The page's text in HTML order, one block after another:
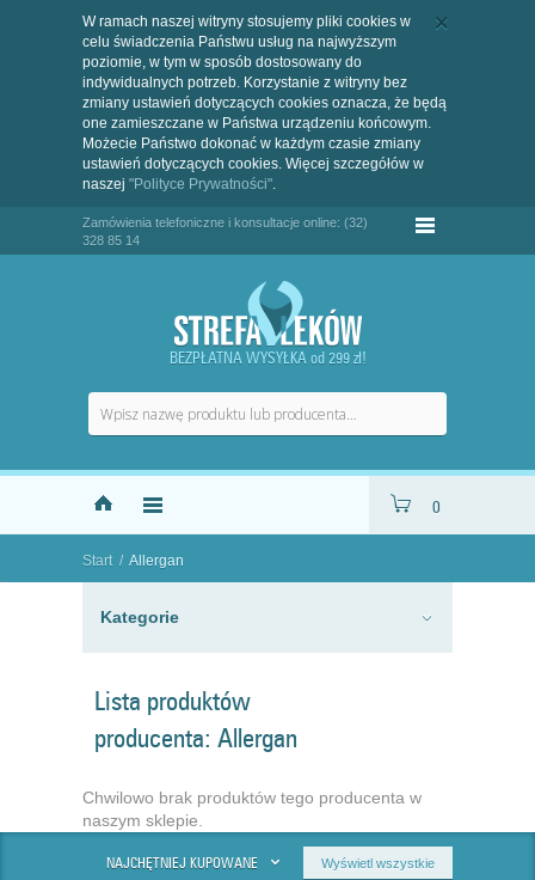
W ramach naszej witryny stosujemy pliki cookies w
celu świadczenia Państwu usług na najwyższym
poziomie, w tym w sposób dostosowany do
indywidualnych potrzeb. Korzystanie z witryny bez
zmiany ustawień dotyczących cookies oznacza, że będą
one zamieszczane w Państwa urządzeniu końcowym.
Możecie Państwo dokonać w każdym czasie zmiany
ustawień dotyczących cookies. Więcej szczegółów w
naszej "Polityce Prywatności".
Zamówienia telefoniczne i konsultacje online: (32)
328 85 14
BEZPŁATNA WYSYŁKA od 299 zł!
0
Start / Allergan
"
Kategorie
Lista produktów
producenta: Allergan
Chwilowo brak produktów tego producenta w
naszym sklepie.
NAJCHĘTNIEJ KUPOWANE Wyświetl wszystkie